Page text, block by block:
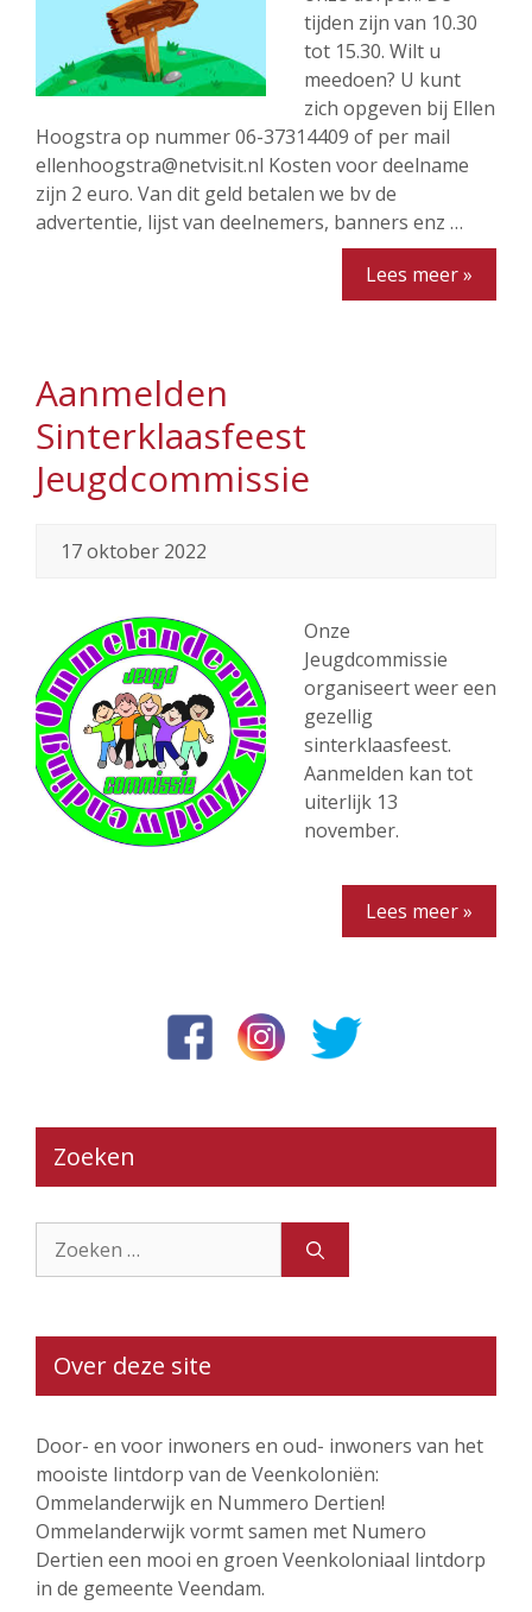
tijden zijn van 10.30
tot 15.30. Wilt u
meedoen? U kunt
zich opgeven bij Ellen
Hoogstra op nummer 06-37314409 of per mail
ellenhoogstra@netvisit.nl Kosten voor deelname
zijn 2 euro. Van dit geld betalen we bv de
advertentie, lijst van deelnemers, banners enz …
Lees meer »
Aanmelden
Sinterklaasfeest
Jeugdcommissie
17 oktober 2022
Onze
Jeugdcommissie
organiseert weer een
gezellig
sinterklaasfeest.
Aanmelden kan tot
uiterlijk 13
november.
Lees meer »
Zoeken
naar:
Over deze site
Door- en voor inwoners en oud- inwoners van het
mooiste lintdorp van de Veenkoloniën:
Ommelanderwijk en Nummero Dertien!
Ommelanderwijk vormt samen met Numero
Dertien een mooi en groen Veenkoloniaal lintdorp
in de gemeente Veendam.